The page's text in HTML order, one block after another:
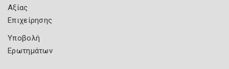
Αξίας
Επιχείρησης
Υποβολή
Ερωτημάτων